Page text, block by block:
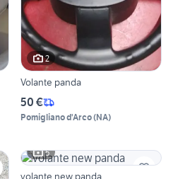
2
Volante panda
50 €
Pomigliano d'Arco(NA)
5
volante new panda